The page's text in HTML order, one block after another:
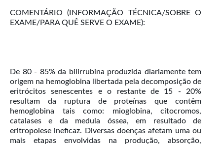
COMENTÁRIO (INFORMAÇÃO TÉCNICA/SOBRE O
EXAME/PARA QUÊ SERVE O EXAME):
De 80 - 85% da bilirrubina produzida diariamente tem
origem na hemoglobina libertada pela decomposição de
eritrócitos senescentes e o restante de 15 - 20%
resultam da ruptura de proteínas que contêm
hemoglobina tais como: mioglobina, citocromos,
catalases e da medula óssea, em resultado de
eritropoiese ineficaz. Diversas doenças afetam uma ou
mais etapas envolvidas na produção, absorção,